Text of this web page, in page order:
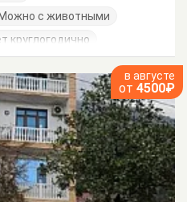
Можно с животными
круглогодично
в августе
от 4500₽